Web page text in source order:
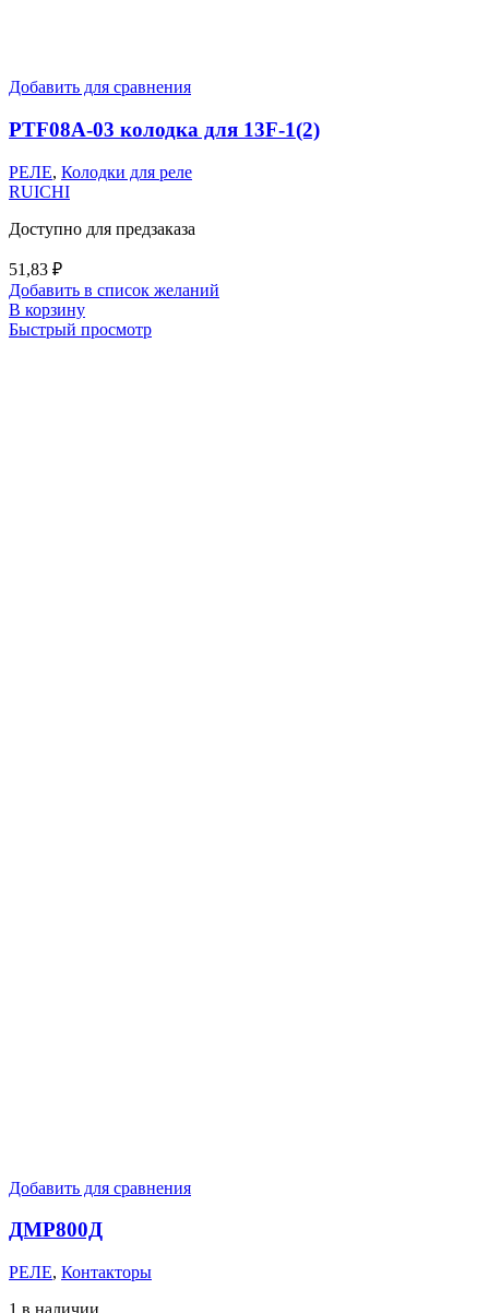
Добавить для сравнения
PTF08A-03 колодка для 13F-1(2)
РЕЛЕ, Колодки для реле
RUICHI
Доступно для предзаказа
51,83 ₽
Добавить в список желаний
В корзину
Быстрый просмотр
Добавить для сравнения
ДМР800Д
РЕЛЕ, Контакторы
1 в наличии